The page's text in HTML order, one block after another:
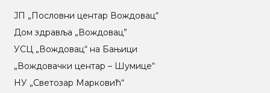
ЈП „Пословни центар Вождовац“
Дом здравља „Вождовац”
УСЦ „Вождовац“ на Бањици
„Вождовачки центар – Шумице“
НУ „Светозар Марковић“